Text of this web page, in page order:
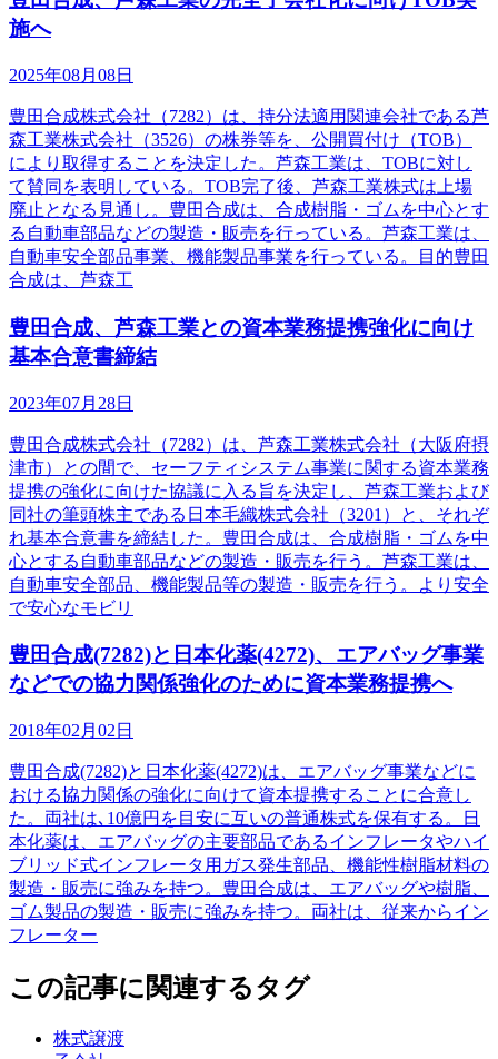
施へ
2025年08月08日
豊田合成株式会社（7282）は、持分法適用関連会社である芦
森工業株式会社（3526）の株券等を、公開買付け（TOB）
により取得することを決定した。芦森工業は、TOBに対し
て賛同を表明している。TOB完了後、芦森工業株式は上場
廃止となる見通し。豊田合成は、合成樹脂・ゴムを中心とす
る自動車部品などの製造・販売を行っている。芦森工業は、
自動車安全部品事業、機能製品事業を行っている。目的豊田
合成は、芦森工
豊田合成、芦森工業との資本業務提携強化に向け
基本合意書締結
2023年07月28日
豊田合成株式会社（7282）は、芦森工業株式会社（大阪府摂
津市）との間で、セーフティシステム事業に関する資本業務
提携の強化に向けた協議に入る旨を決定し、芦森工業および
同社の筆頭株主である日本毛織株式会社（3201）と、それぞ
れ基本合意書を締結した。豊田合成は、合成樹脂・ゴムを中
心とする自動車部品などの製造・販売を行う。芦森工業は、
自動車安全部品、機能製品等の製造・販売を行う。より安全
で安心なモビリ
豊田合成(7282)と日本化薬(4272)、エアバッグ事業
などでの協力関係強化のために資本業務提携へ
2018年02月02日
豊田合成(7282)と日本化薬(4272)は、エアバッグ事業などに
おける協力関係の強化に向けて資本提携することに合意し
た。両社は､10億円を目安に互いの普通株式を保有する。日
本化薬は、エアバッグの主要部品であるインフレータやハイ
ブリッド式インフレータ用ガス発生部品、機能性樹脂材料の
製造・販売に強みを持つ。豊田合成は、エアバッグや樹脂、
ゴム製品の製造・販売に強みを持つ。両社は、従来からイン
フレーター
この記事に関連するタグ
株式譲渡